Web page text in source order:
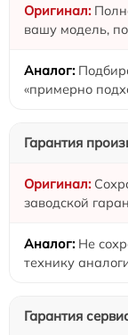
вашу модель,
«примерно
Гарантия
заводской
Не
технику
Гарантия